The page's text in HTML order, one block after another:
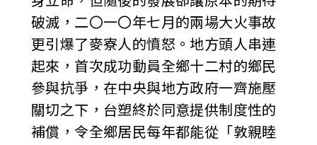
破滅，二〇一〇年七月的兩場大火事故
更引爆了麥寮人的憤怒。地方頭人串連
起來，首次成功動員全鄉十二村的鄉民
參與抗爭，在中央與地方政府一齊施壓
關切之下，台塑終於同意提供制度性的
補償，令全鄉居民每年都能從「敦親睦